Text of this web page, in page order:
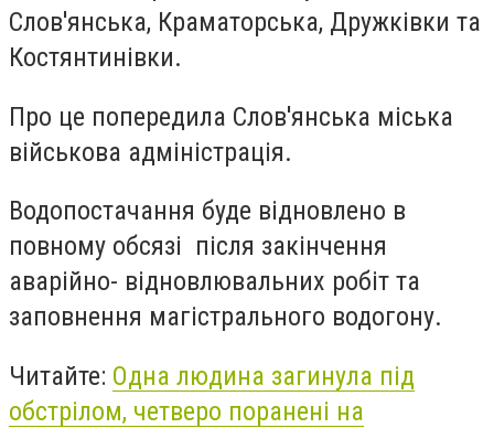
Слов'янська, Краматорська, Дружківки та
Костянтинівки.
Про це попередила Слов'янська міська
військова адміністрація.
Водопостачання буде відновлено в
повному обсязі після закінчення
аварійно- відновлювальних робіт та
заповнення магістрального водогону.
Читайте: Одна людина загинула під
обстрілом, четверо поранені на